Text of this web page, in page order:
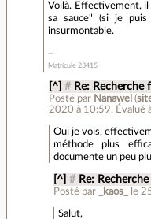
Voilà. Effectivement, il
sa sauce" (si je
insurmontable.
Matricule 23415
[^] # Re: Recherche
Posté par Nanawel (
2020 à 10:59. Évalué
Oui je vois,
méthode plus
documente un peu
[^] # Re:
Posté par _kaos_ le
Salut,